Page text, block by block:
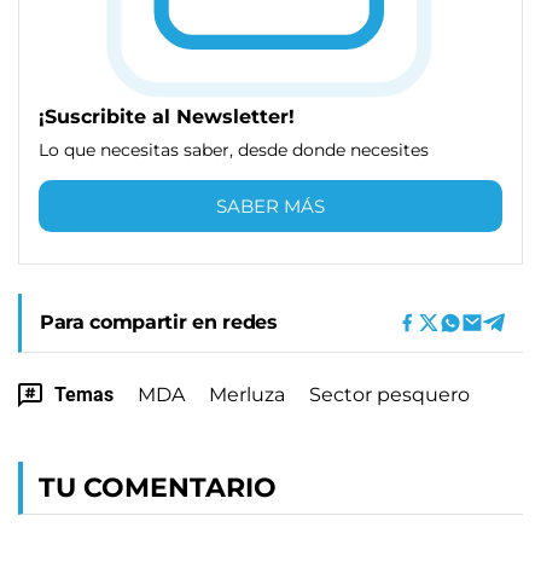
¡Suscribite al Newsletter!
Lo que necesitas saber, desde donde necesites
SABER MÁS
Para compartir en redes
Temas MDA Merluza Sector pesquero
TU COMENTARIO